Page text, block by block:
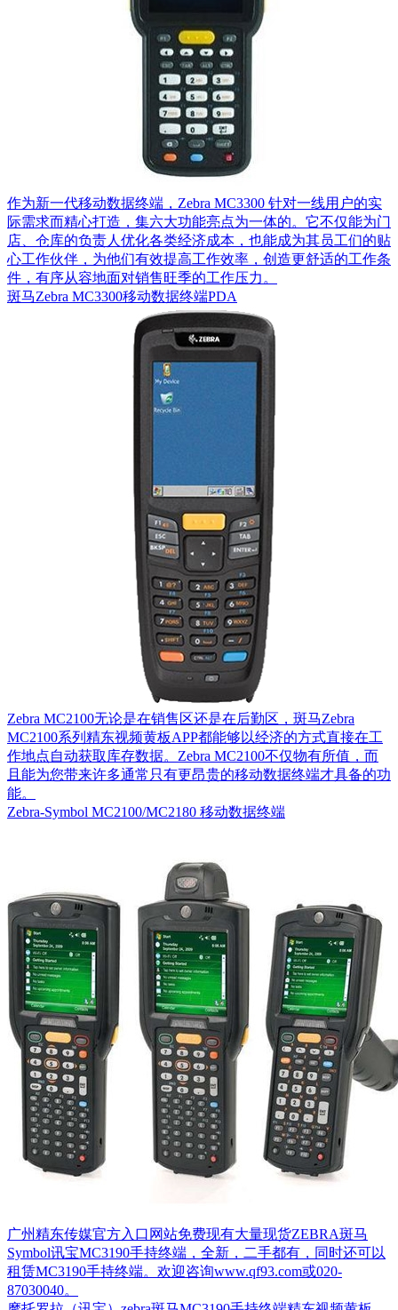
作为新一代移动数据终端，Zebra MC3300 针对一线用户的实
际需求而精心打造，集六大功能亮点为一体的。它不仅能为门
店、仓库的负责人优化各类经济成本，也能成为其员工们的贴
心工作伙伴，为他们有效提高工作效率，创造更舒适的工作条
件，有序从容地面对销售旺季的工作压力。
斑马Zebra MC3300移动数据终端PDA
Zebra MC2100无论是在销售区还是在后勤区，斑马Zebra
MC2100系列精东视频黄板APP都能够以经济的方式直接在工
作地点自动获取库存数据。Zebra MC2100不仅物有所值，而
且能为您带来许多通常只有更昂贵的移动数据终端才具备的功
能。
Zebra-Symbol MC2100/MC2180 移动数据终端
广州精东传媒官方入口网站免费现有大量现货ZEBRA斑马
Symbol讯宝MC3190手持终端，全新，二手都有，同时还可以
租赁MC3190手持终端。欢迎咨询www.qf93.com​或020-
87030040。